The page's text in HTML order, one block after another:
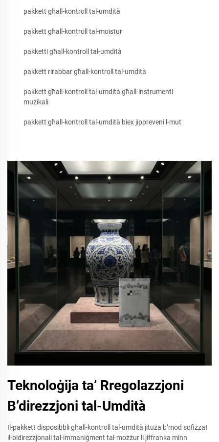
pakkett għall-kontroll tal-umdità
pakkett għall-kontroll tal-moistur
pakketti għall-kontroll tal-umdità
pakkett rirabbar għall-kontroll tal-umdità
pakkett għall-kontroll tal-umdità għall-instrumenti
mużikali
pakkett għall-kontroll tal-umdità biex jippreveni l-mut
Teknoloġija ta’ Rregolazzjoni
B’direzzjoni tal-Umdità
Il-pakkett disposibbli għall-kontroll tal-umdità jituża b’mod sofiżzat
il-bidirezzjonali tal-immaniġment tal-możżur li jiffranka minn